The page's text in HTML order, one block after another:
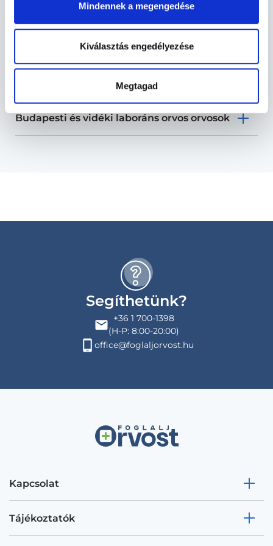
Mindennek a megengedése
Kiválasztás engedélyezése
Megtagad
Labor vizsgálatok TERÜLETHEZ
KAPCSOLÓDÓ SZAKTERÜLETEK
Budapesti és vidéki laboráns orvos orvosok
Segíthetünk?
+36 1 700-1398
(H-P: 8:00-20:00)
office@foglaljorvost.hu
Kapcsolat
Tájékoztatók